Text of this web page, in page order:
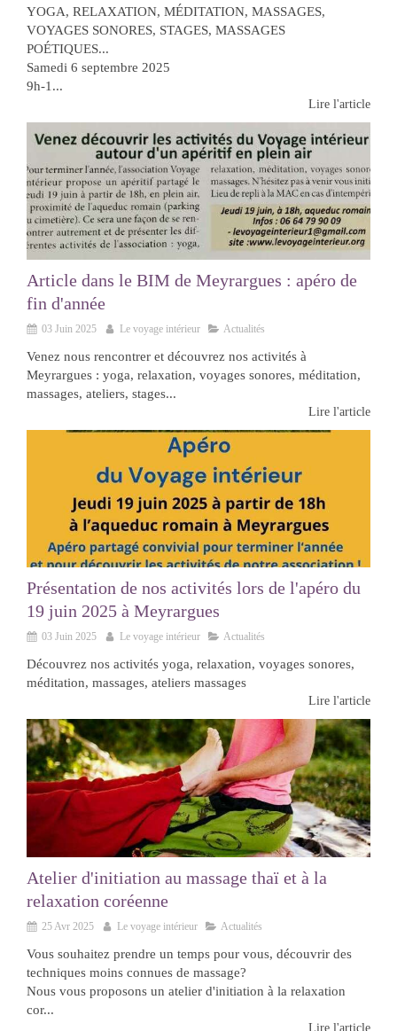
YOGA, RELAXATION, MÉDITATION, MASSAGES,
VOYAGES SONORES, STAGES, MASSAGES
POÉTIQUES...
Samedi 6 septembre 2025
9h-1...
Lire l'article
Article dans le BIM de Meyrargues : apéro de
fin d'année
03 Juin 2025 Le voyage intérieur Actualités
Venez nous rencontrer et découvrez nos activités à
Meyrargues : yoga, relaxation, voyages sonores, méditation,
massages, ateliers, stages...
Lire l'article
Présentation de nos activités lors de l'apéro du
19 juin 2025 à Meyrargues
03 Juin 2025 Le voyage intérieur Actualités
Découvrez nos activités yoga, relaxation, voyages sonores,
méditation, massages, ateliers massages
Lire l'article
Atelier d'initiation au massage thaï et à la
relaxation coréenne
25 Avr 2025 Le voyage intérieur Actualités
Vous souhaitez prendre un temps pour vous, découvrir des
techniques moins connues de massage?
Nous vous proposons un atelier d'initiation à la relaxation
cor...
Lire l'article